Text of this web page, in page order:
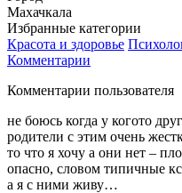
Махачкала
Избранные категории
Красота и здоровье
Комментарии
Комментарии пользователя
не боюсь когда у когото
родители с этим очень
то что я хочу а они нет –
опасно, словом типичные
а я с ними живу…